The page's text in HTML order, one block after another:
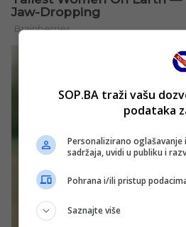
SOP.BA traži vašu
podataka
Personalizirano oglašavanje
sadržaja, uvidi u publiku i
Pohrana i/ili pristup
Saznajte više